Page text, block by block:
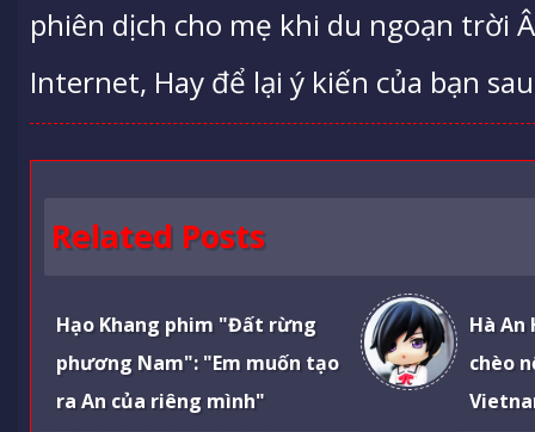
phiên dịch cho mẹ khi du ngoạn trời
Internet, Hay để lại ý kiến của bạn
Related Posts
Hạo Khang phim "Đất rừng
phương Nam": "Em muốn tạo
ra An của riêng mình"
Hà An
chèo